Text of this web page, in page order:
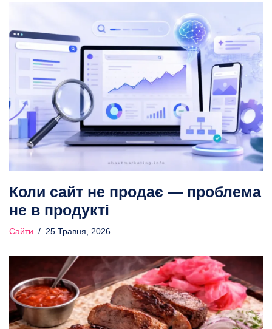
Коли сайт не продає — проблема
не в продукті
Сайти 25 Травня, 2026